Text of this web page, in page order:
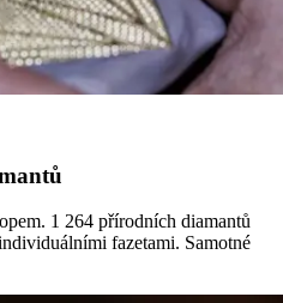
1 264 přírodních diamantů
fazetami. Samotné